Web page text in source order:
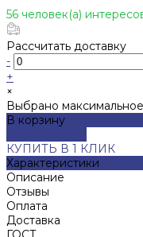
56 человек(а)
Рассчитать доставку
-
+
×
Выбрано
В корзину
КУПИТЬ В 1 КЛИК
Характеристики
Описание
Отзывы
Оплата
Доставка